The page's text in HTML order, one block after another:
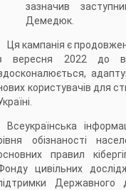
зазначив
Демедюк.
Ця кампанія є
вересня 2022 до
користувачів для
Всеукраїнська
обізнаності
правил
цивільних